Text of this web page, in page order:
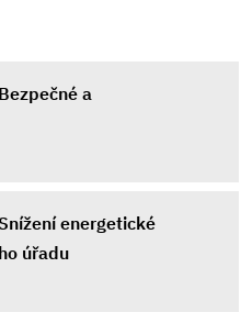
a
energetické
úřadu